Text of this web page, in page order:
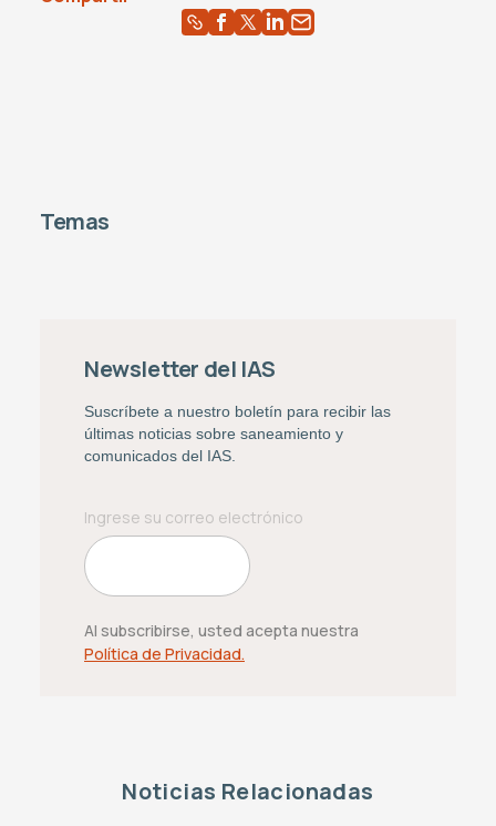
Temas
Newsletter del IAS
Suscríbete a nuestro boletín para recibir las
últimas noticias sobre saneamiento y
comunicados del IAS.
Al subscribirse, usted acepta nuestra
Política de Privacidad.
Noticias Relacionadas